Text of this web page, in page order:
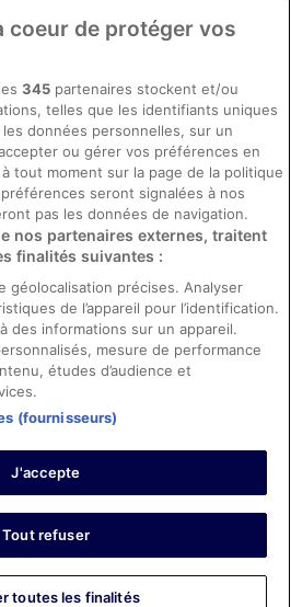
BONUS+ d’ebookers
de contenus
ou de propriété de vacances
PayPal et Eurocard.
d’Expedia Group. Tous droits
ebookers sont des marques
déposées d’Expedia, Inc.
coeur de protéger vos
345 partenaires stockent et/ou
telles que les identifiants uniques
données personnelles, sur un
ou gérer vos préférences en
tout moment sur la page de la politique
seront signalées à nos
pas les données de navigation.
nos partenaires externes, traitent
finalités suivantes :
géolocalisation précises. Analyser
de l’appareil pour l’identification.
des informations sur un appareil.
mesure de performance
études d’audience et
(fournisseurs)
J'accepte
Tout refuser
toutes les finalités